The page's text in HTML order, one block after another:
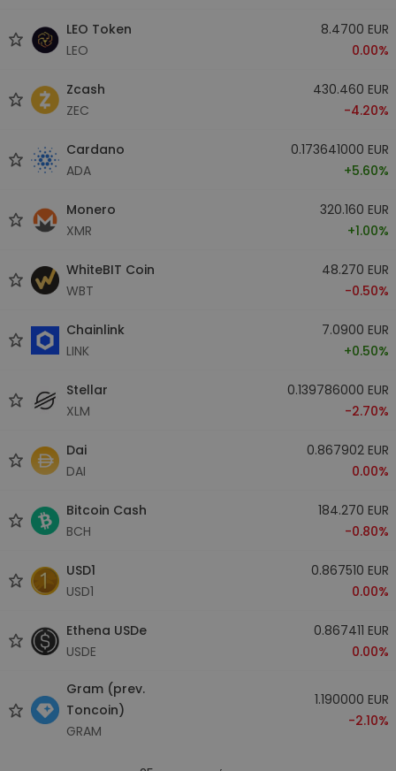
LEO Token
LEO
8.4700 EUR
0.00%
Zcash
ZEC
430.460 EUR
-4.20%
Cardano
ADA
0.173641000 EUR
+5.60%
Monero
XMR
320.160 EUR
+1.00%
WhiteBIT Coin
WBT
48.270 EUR
-0.50%
Chainlink
LINK
7.0900 EUR
+0.50%
Stellar
XLM
0.139786000 EUR
-2.70%
Dai
DAI
0.867902 EUR
0.00%
Bitcoin Cash
BCH
184.270 EUR
-0.80%
USD1
USD1
0.867510 EUR
0.00%
Ethena USDe
USDE
0.867411 EUR
0.00%
Gram (prev.
Toncoin)
GRAM
1.190000 EUR
-2.10%